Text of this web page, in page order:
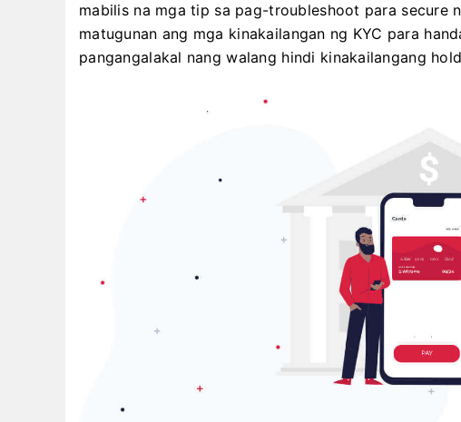
mabilis na mga tip sa pag-troubleshoot para secure
matugunan ang mga kinakailangan ng KYC para
pangangalakal nang walang hindi kinakailangang